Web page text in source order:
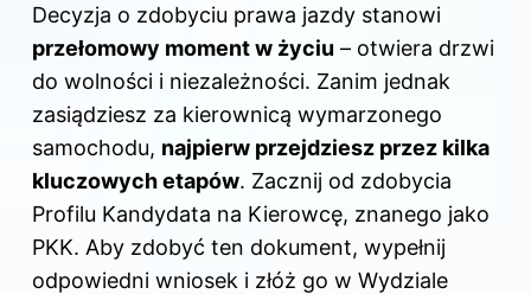
c
e
b
o
o
k
er
e
st
d
di
t
m
bl
r
k
e
dI
n
Decyzja o zdobyciu prawa jazdy stanowi
przełomowy moment w życiu – otwiera drzwi
do wolności i niezależności. Zanim jednak
zasiądziesz za kierownicą wymarzonego
samochodu, najpierw przejdziesz przez kilka
kluczowych etapów. Zacznij od zdobycia
Profilu Kandydata na Kierowcę, znanego jako
PKK. Aby zdobyć ten dokument, wypełnij
odpowiedni wniosek i złóż go w Wydziale